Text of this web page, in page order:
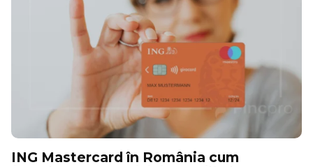
ING Mastercard în România cum